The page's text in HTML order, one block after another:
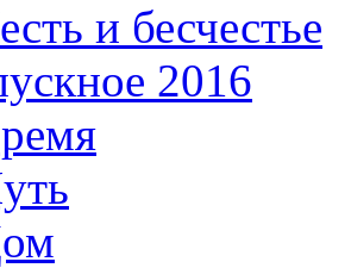
и бесчестье
2016